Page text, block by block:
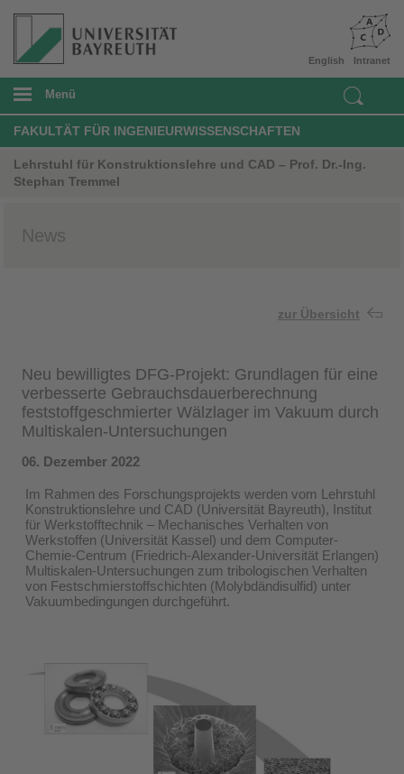
Intranet
English
Menü
FAKULTÄT FÜR INGENIEURWISSENSCHAFTEN
Lehrstuhl für Konstruktionslehre und CAD – Prof. Dr.-Ing.
Stephan Tremmel
News
zur Übersicht
Neu bewilligtes DFG-Projekt: Grundlagen für eine
verbesserte Gebrauchsdauerberechnung
feststoffgeschmierter Wälzlager im Vakuum durch
Multiskalen-Untersuchungen
06. Dezember 2022
Im Rahmen des Forschungsprojekts werden vom Lehrstuhl
Konstruktionslehre und CAD (Universität Bayreuth), Institut
für Werkstofftechnik – Mechanisches Verhalten von
Werkstoffen (Universität Kassel) und dem Computer-
Chemie-Centrum (Friedrich-Alexander-Universität Erlangen)
Multiskalen-Untersuchungen zum tribologischen Verhalten
von Festschmierstoffschichten (Molybdändisulfid) unter
Vakuumbedingungen durchgeführt.